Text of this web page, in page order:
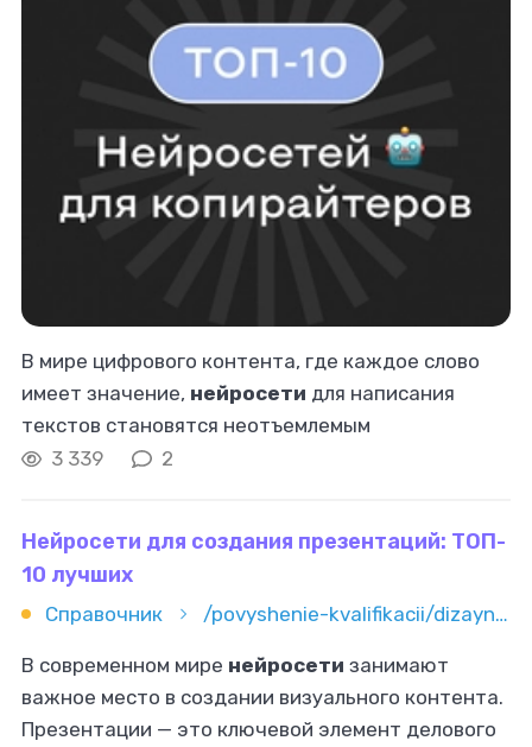
В мире цифрового контента, где каждое слово
имеет значение, нейросети для написания
текстов становятся неотъемлемым
инструментом для копирайтеров, рерайтеров и
3 339 2
Нейросети для создания презентаций: ТОП-
10 лучших
Справочник /povyshenie-kvalifikacii/dizayn/neyroseti-dlya-sozdaniya-prezentaciy-top-10-luchshih-v-2024-godu
В современном мире нейросети занимают
важное место в создании визуального контента.
Презентации — это ключевой элемент делового